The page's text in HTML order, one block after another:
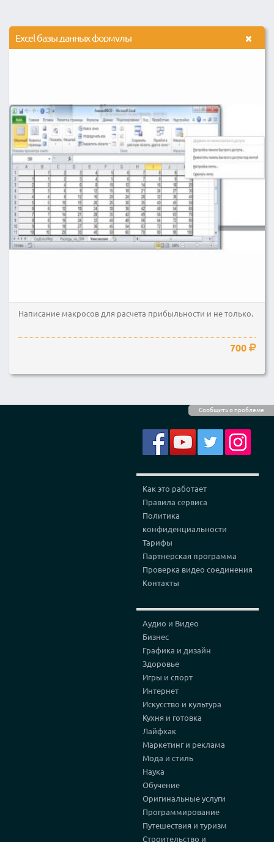
Сообщить о проблеме
Excel базы данных формулы
Написание макросов для расчета прибыльности и не только.
700
Как это работает
Правила сервиса
Политика
конфиденциальности
Тарифы
Партнерская программа
Проверка видео соединения
Контакты
Аудио и Видео
Бизнес
Графика и дизайн
Здоровье
Игры и спорт
Интернет
Искусство и культура
Кухня и готовка
Лайфхак
Маркетинг и реклама
Мода и стиль
Наука
Обучение
Оригинальные услуги
Программирование
Путешествия и туризм
Строительство и